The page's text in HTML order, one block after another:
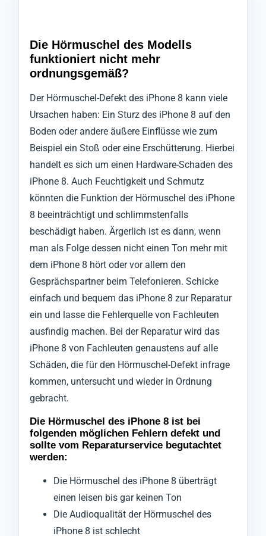
Die Hörmuschel des Modells
funktioniert nicht mehr
ordnungsgemäß?
Der Hörmuschel-Defekt des iPhone 8 kann viele
Ursachen haben: Ein Sturz des iPhone 8 auf den
Boden oder andere äußere Einflüsse wie zum
Beispiel ein Stoß oder eine Erschütterung. Hierbei
handelt es sich um einen Hardware-Schaden des
iPhone 8. Auch Feuchtigkeit und Schmutz
könnten die Funktion der Hörmuschel des iPhone
8 beeinträchtigt und schlimmstenfalls
beschädigt haben. Ärgerlich ist es dann, wenn
man als Folge dessen nicht einen Ton mehr mit
dem iPhone 8 hört oder vor allem den
Gesprächspartner beim Telefonieren. Schicke
einfach und bequem das iPhone 8 zur Reparatur
ein und lasse die Fehlerquelle von Fachleuten
ausfindig machen. Bei der Reparatur wird das
iPhone 8 von Fachleuten genaustens auf alle
Schäden, die für den Hörmuschel-Defekt infrage
kommen, untersucht und wieder in Ordnung
gebracht.
Die Hörmuschel des iPhone 8 ist bei
folgenden möglichen Fehlern defekt und
sollte vom Reparaturservice begutachtet
werden:
Die Hörmuschel des iPhone 8 überträgt
einen leisen bis gar keinen Ton
Die Audioqualität der Hörmuschel des
iPhone 8 ist schlecht